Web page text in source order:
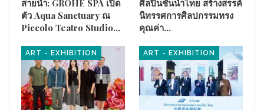
สายน้ำ: GROHE SPA เปิด
ตัว Aqua Sanctuary ณ
Piccolo Teatro Studio…
ศิลปินชั้นนำไทย สร้างสรรค์
นิทรรศการศิลปกรรมทรง
คุณค่า…
ART - EXHIBITION ART - EXHIBITION